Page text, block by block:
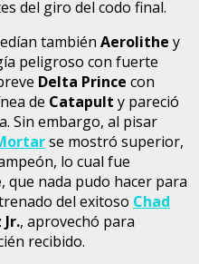
del giro del codo final.
también Aerolithe y
peligroso con fuerte
Delta Prince con
de Catapult y pareció
Sin embargo, al pisar
se mostró superior,
lo cual fue
, que nada pudo hacer para
del exitoso Chad
, aprovechó para
recibido.